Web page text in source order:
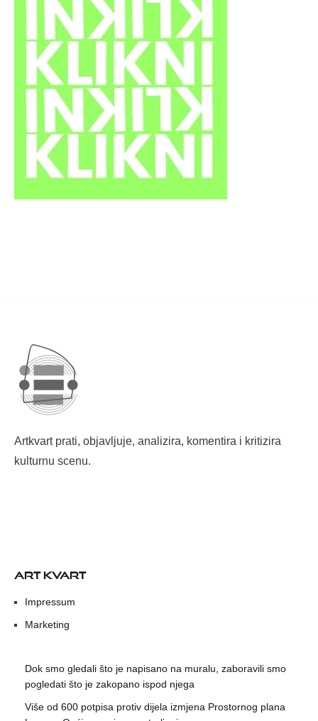
Artkvart prati, objavljuje, analizira, komentira i kritizira
kulturnu scenu.
ART KVART
Impressum
Marketing
Dok smo gledali što je napisano na muralu, zaboravili smo
pogledati što je zakopano ispod njega
Više od 600 potpisa protiv dijela izmjena Prostornog plana